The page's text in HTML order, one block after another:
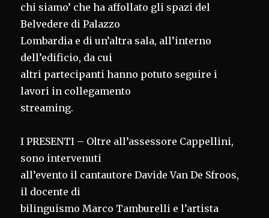
chi siamo’ che ha affollato gli spazi del
Belvedere di Palazzo
Lombardia e di un’altra sala, all’interno
dell’edificio, da cui
altri partecipanti hanno potuto seguire i
lavori in collegamento
streaming.
I PRESENTI – Oltre all’assessore Cappellini,
sono intervenuti
all’evento il cantautore Davide Van De Sfroos,
il docente di
bilinguismo Marco Tamburelli e l’artista